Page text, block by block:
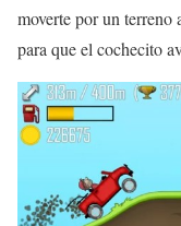
moverte por un terreno
para que el cochecito